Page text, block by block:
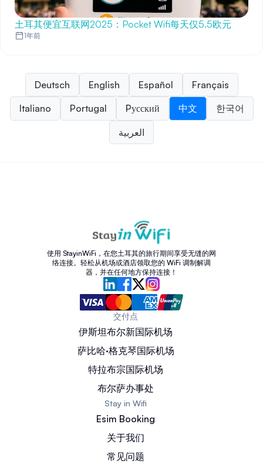
土耳其便宜互联网2025：Pocket Wifi每天仅5.5欧元
1年前
Deutsch English Español
Français
Italiano
Portugal Pусский 中文 한국어
العربية
使用 StayinWiFi，在您土耳其的旅行期间享受无缝的网
络连接。轻松从机场或酒店领取您的 WiFi 调制解调
器，并在任何地方保持连接！
交付点
伊斯坦布尔新国际机场
萨比哈·格克琴国际机场
特拉布宗国际机场
布尔萨办事处
Stay in Wifi
Esim Booking
关于我们
常见问题